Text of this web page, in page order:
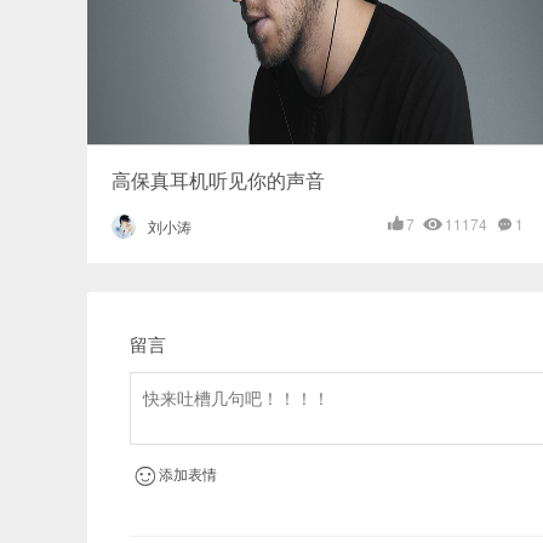
高保真耳机听见你的声音
刘小涛 7 11174 1
留言
添加表情